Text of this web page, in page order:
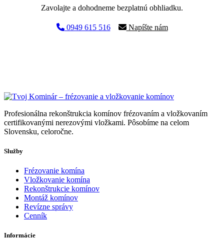
Zavolajte a dohodneme bezplatnú obhliadku.
0949 615 516 Napíšte nám
Profesionálna rekonštrukcia komínov frézovaním a vložkovaním
certifikovanými nerezovými vložkami. Pôsobíme na celom
Slovensku, celoročne.
Služby
Frézovanie komína
Vložkovanie komína
Rekonštrukcie komínov
Montáž komínov
Revízne správy
Cenník
Informácie